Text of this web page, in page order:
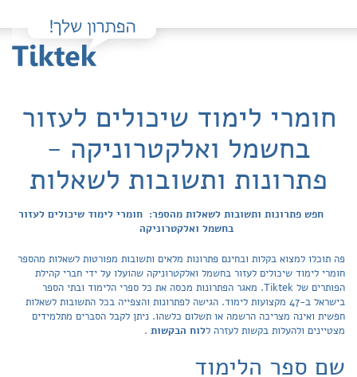
חומרי לימוד שיכולים לעזור
בחשמל ואלקטרוניקה -
פתרונות ותשובות לשאלות
חפש פתרונות ותשובות לשאלות מהספר: חומרי לימוד שיכולים לעזור
בחשמל ואלקטרוניקה
פה תוכלו למצוא בקלות ובחינם פתרונות מלאים ותשובות מפורטות לשאלות מהספר
חומרי לימוד שיכולים לעזור בחשמל ואלקטרוניקה שהועלו על ידי חברי קהילת
הפותרים של Tiktek. מאגר הפתרונות מכסה את כל ספרי הלימוד ובתי הספר
בישראל ב-47 מקצועות לימוד. הגישה לפתרונות והצפייה בכל התשובות לשאלות
חפשית ואינה מצריכה הרשמה או תשלום כלשהו. ניתן לקבל הסברים מתלמידים
מצטיינים ולהעלות בקשות לעזרה ללוח הבקשות .
שם ספר הלימוד